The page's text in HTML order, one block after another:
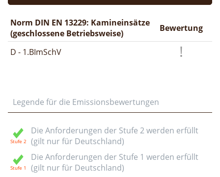
Norm DIN EN 13229: Kamineinsätze
(geschlossene Betriebsweise)
Bewertung
D - 1.BImSchV
Legende für die Emissionsbewertungen
Die Anforderungen der Stufe 2 werden erfüllt
(gilt nur für Deutschland)
Die Anforderungen der Stufe 1 werden erfüllt
(gilt nur für Deutschland)